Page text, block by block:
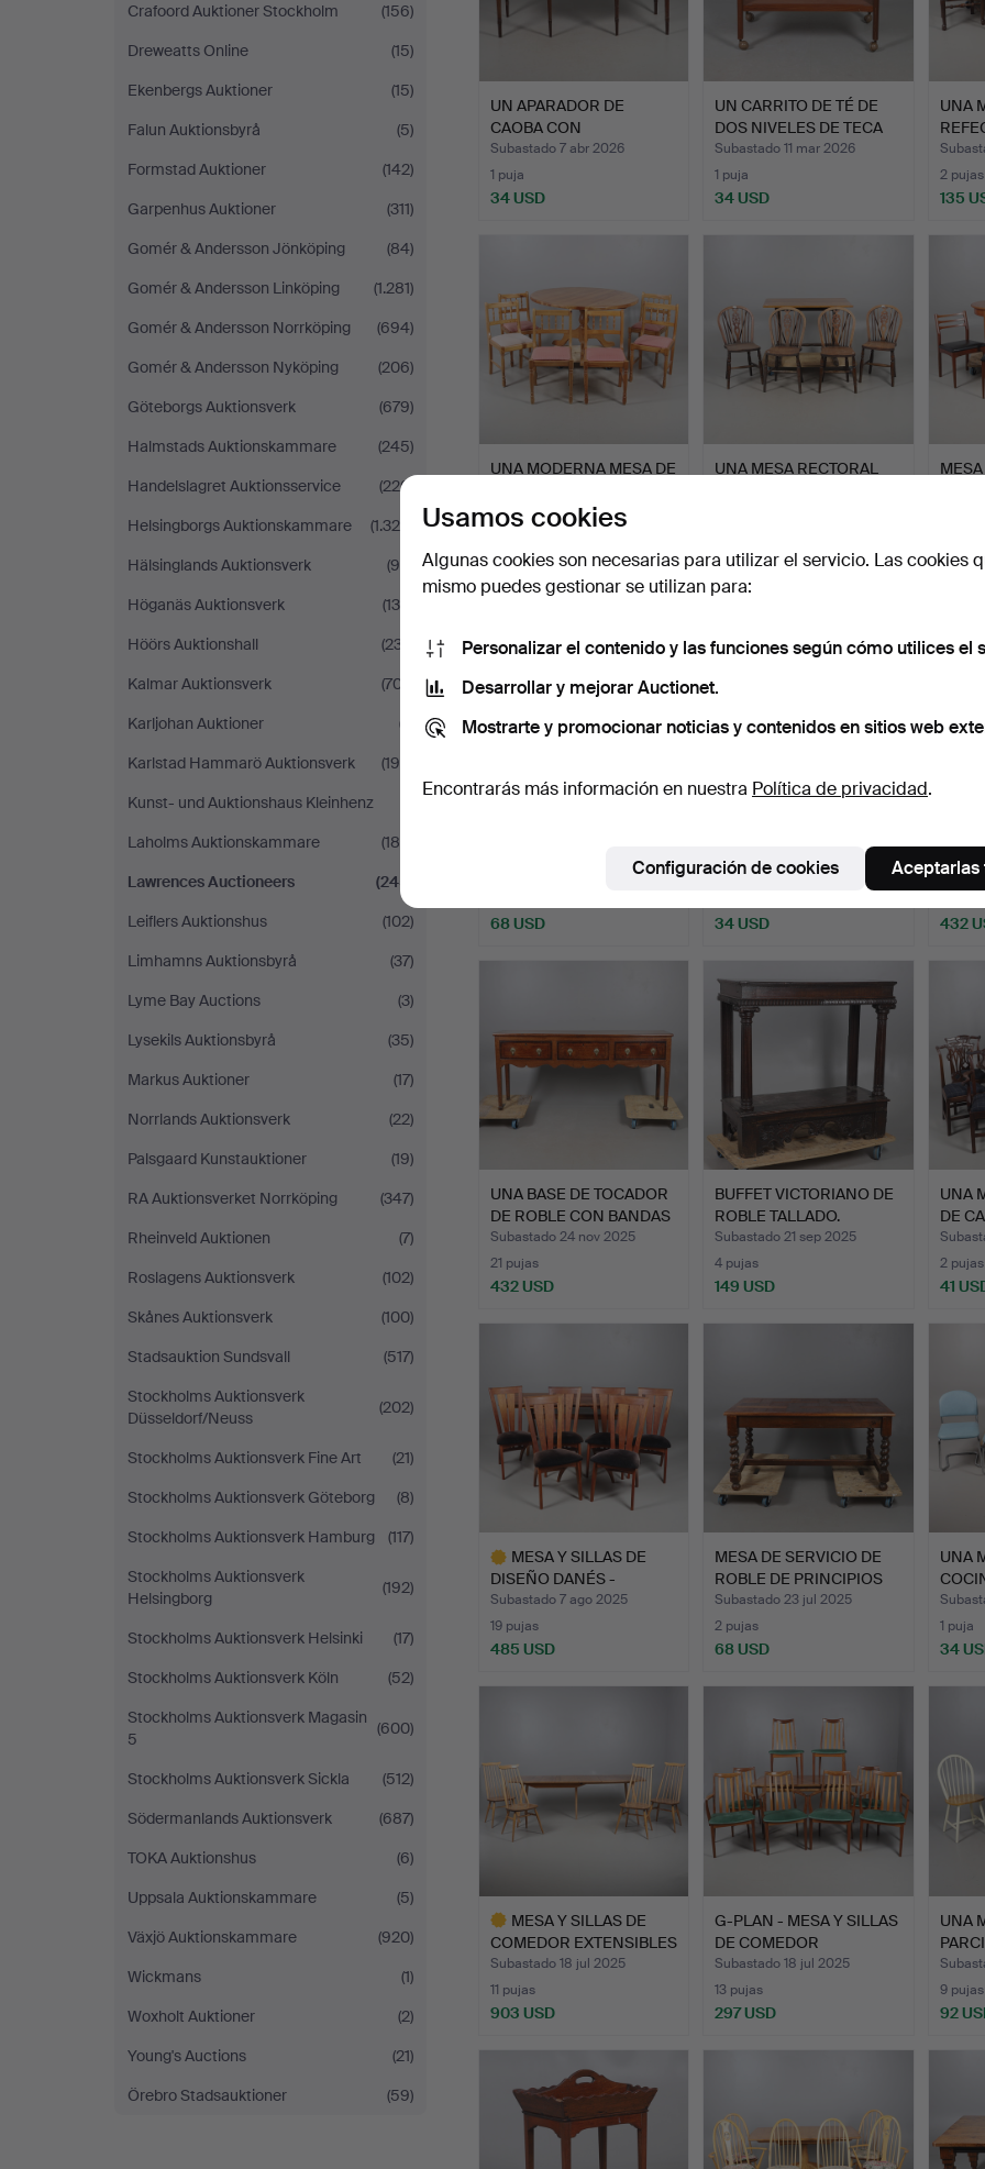
Crafoord Auktioner Stockholm
(156)
Dreweatts Online
(15)
Ekenbergs Auktioner
(15)
Falun Auktionsbyrå
(5)
Formstad Auktioner
(142)
Garpenhus Auktioner
(311)
Gomér & Andersson Jönköping
(84)
Gomér & Andersson Linköping
(1.281)
Gomér & Andersson Norrköping
(694)
Gomér & Andersson Nyköping
(206)
Göteborgs Auktionsverk
(679)
Halmstads Auktionskammare
(245)
Handelslagret Auktionsservice
(220)
Helsingborgs Auktionskammare
(1.329)
Hälsinglands Auktionsverk
(99)
Höganäs Auktionsverk
(134)
Höörs Auktionshall
(237)
Kalmar Auktionsverk
(707)
Karljohan Auktioner
(7)
Karlstad Hammarö Auktionsverk
(195)
Kunst- und Auktionshaus Kleinhenz
Laholms Auktionskammare
(180)
Lawrences Auctioneers
(245)
Leiflers Auktionshus
(102)
Limhamns Auktionsbyrå
(37)
Lyme Bay Auctions
(3)
Lysekils Auktionsbyrå
(35)
Markus Auktioner
(17)
Norrlands Auktionsverk
(22)
Palsgaard Kunstauktioner
(19)
RA Auktionsverket Norrköping
(347)
Rheinveld Auktionen
(7)
Roslagens Auktionsverk
(102)
Skånes Auktionsverk
(100)
Stadsauktion Sundsvall
(517)
Stockholms Auktionsverk
Düsseldorf/Neuss
(202)
Stockholms Auktionsverk Fine Art
(21)
Stockholms Auktionsverk Göteborg
(8)
Stockholms Auktionsverk Hamburg
(117)
Stockholms Auktionsverk
Helsingborg
(192)
Stockholms Auktionsverk Helsinki
(17)
Stockholms Auktionsverk Köln
(52)
Stockholms Auktionsverk Magasin
5
(600)
Stockholms Auktionsverk Sickla
(512)
Södermanlands Auktionsverk
(687)
TOKA Auktionshus
(6)
Uppsala Auktionskammare
(5)
Växjö Auktionskammare
(920)
Wickmans
(1)
Woxholt Auktioner
(2)
Young's Auctions
(21)
Örebro Stadsauktioner
(59)
UN APARADOR DE
CAOBA CON
INCRUSTACIONES DE…
Subastado 7 abr 2026
1 puja
34 USD
UN CARRITO DE TÉ DE
DOS NIVELES DE TECA
DE…
Subastado 11 mar 2026
1 puja
34 USD
UNA
2 pujas
135
UNA MODERNA MESA DE
DE…
Subastado 29 ene 2026
34 USD
UNA MESA RECTORAL
95 USD 256
68 USD
CIRCULAR DE MADERA
DUR…
Subastado 17 dic 2025
34 USD
A. H. …
432
UNA BASE DE TOCADOR
DE ROBLE CON BANDAS
DE…
Subastado 24 nov 2025
21 pujas
432 USD
BUFFET VICTORIANO DE
ROBLE TALLADO.
Subastado 21 sep 2025
4 pujas
149 USD
UNA
DE
2 pujas
41
MESA Y SILLAS DE
DISEÑO DANÉS -
GRAMRODE M…
Subastado 7 ago 2025
19 pujas
485 USD
MESA DE SERVICIO DE
ROBLE DE PRINCIPIOS
DE…
Subastado 23 jul 2025
2 pujas
68 USD
UNA
1 puja
34
MESA Y SILLAS DE
COMEDOR EXTENSIBLES
ERCOL…
Subastado 18 jul 2025
11 pujas
903 USD
G-PLAN - MESA Y SILLAS
DE COMEDOR
EXTENSIB…
Subastado 18 jul 2025
13 pujas
297 USD
UNA
Y …
9 pujas
92
Usamos cookies
Algunas cookies son necesarias para utilizar el servicio. Las cookies
mismo puedes gestionar se utilizan para:
Personalizar el contenido y las funciones según cómo utilices el
Desarrollar y mejorar Auctionet.
Mostrarte y promocionar noticias y contenidos en sitios web
Encontrarás más información en nuestra Política de privacidad.
Configuración de cookies Aceptarlas